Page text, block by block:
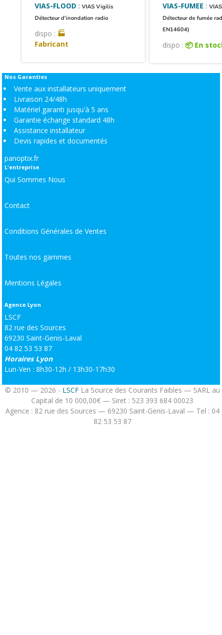
VIAS-FLOOD :VIAS Vigilis
Détecteur d'inondation radio
dispo : 🏭
Fabricant
VIAS-FUMEE :
Détecteur de fumée
EN14604)
dispo : 📦 En
Nos Garanties
Vente aux installateurs uniquement
Livraison 24/48h
Matériel garanti jusqu'à 5 ans
Garantie échange standard 48h
Assistance installateur
Devis rapides et documentés
panoptix.fr
L'entreprise
Qui Sommes Nous
Contact
Conditions Générales de Ventes
Toutes nos gammes
Mentions Légales
Agence Lyon
LSCF
82 rue des Sources
69230 Saint-Genis-Laval
04 82 53 53 87
Horaires Lyon
Lun-Ven : 8h30-12h / 13h30-17h30
© 2010 — 2026 - LSCFLa Source des Courants Faibles — SARL au
Capital de 10 000,00€ — Siret : 523 393 684 00023
Agence : 82 rue des Sources — 69230 Saint-Genis-Laval — Tel : 04
82 53 53 87